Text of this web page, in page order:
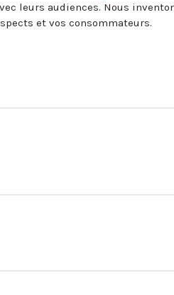
leurs audiences. Nous
et vos consommateurs.